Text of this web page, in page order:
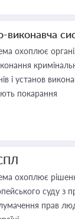
виконавча
охоплює
і установ
покарання
охоплює
суду з
прав